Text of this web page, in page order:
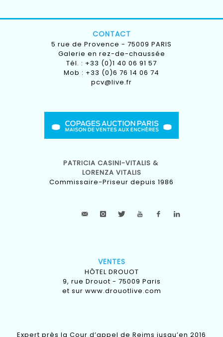
CONTACT
5 rue de Provence - 75009 PARIS
Galerie en rez-de-chaussée
Tél. : +33 (0)1 40 06 91 57
Mob : +33 (0)6 76 14 06 74
pcv@live.fr
PATRICIA CASINI-VITALIS &
LORENZA VITALIS
Commissaire-Priseur depuis 1986
VENTES
HÔTEL DROUOT
9, rue Drouot - 75009 Paris
et sur www.drouotlive.com
Expert près la Cour d’appel de Reims jusqu’en 2016